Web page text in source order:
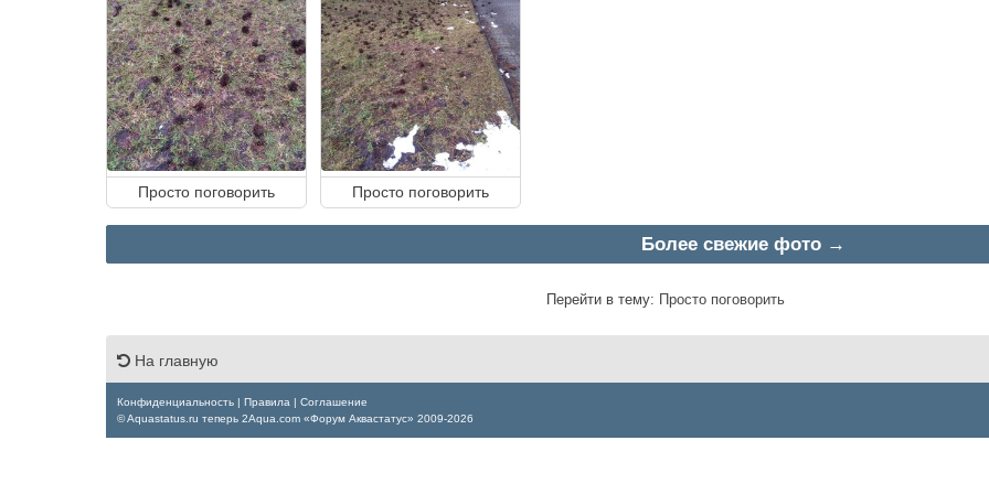
Просто поговорить Просто поговорить
Более свежие фото →
Перейти в тему: Просто поговорить
На главную
Конфиденциальность Правила
Соглашение
© Aquastatus.ru теперь 2Aqua.com «Форум Аквастатус» 2009-2026